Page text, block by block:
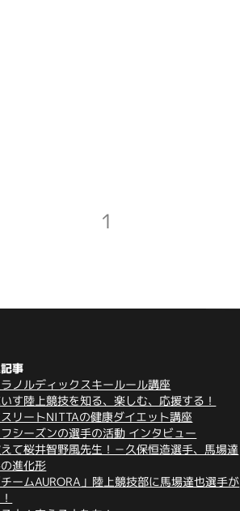
1
事
ノルディックスキールール講座
す陸上競技を知る、楽しむ、応援する！
リートNITTAの健康ダイエット講座
シーズンの選手の活動 インタビュー
て桜井智野風先生！－久保恒造選手、馬場達
進化形
チームAURORA」陸上競技部に馬場達也選手が